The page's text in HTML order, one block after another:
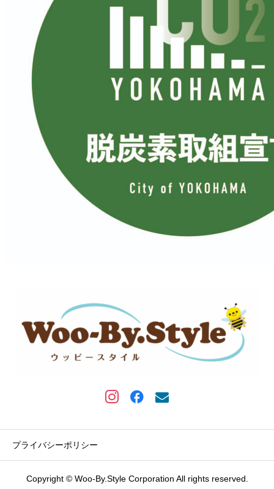
プライバシーポリシー
Copyright © Woo-By.Style Corporation All rights reserved.